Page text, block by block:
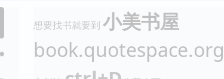
想要找书就要到小美书屋